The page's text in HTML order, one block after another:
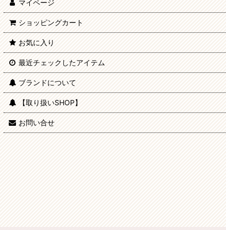
マイページ
ショッピングカート
お気に入り
最近チェックしたアイテム
ブランドについて
【取り扱いSHOP】
お問い合せ